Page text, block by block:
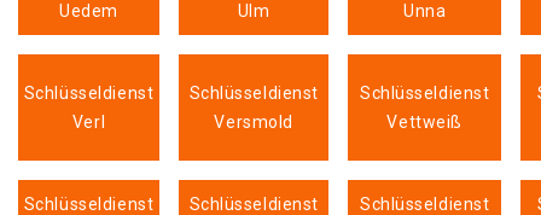
Uedem
Ulm
Unna
Schlüsseldienst
Verl
Schlüsseldienst
Versmold
Schlüsseldienst
Vettweiß
Schlüsseldienst
Schlüsseldienst
Schlüsseldienst